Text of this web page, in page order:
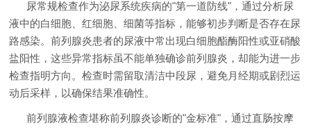
尿常规检查作为泌尿系统疾病的"第一道防线"，通过分析尿
液中的白细胞、红细胞、细菌等指标，能够初步判断是否存在尿
路感染。前列腺炎患者的尿液中常出现白细胞酯酶阳性或亚硝酸
盐阳性，这些异常指标虽不能单独确诊前列腺炎，却能为进一步
检查指明方向。检查时需留取清洁中段尿，避免月经期或剧烈运
动后采样，以确保结果准确性。
前列腺液检查堪称前列腺炎诊断的"金标准"，通过直肠按摩